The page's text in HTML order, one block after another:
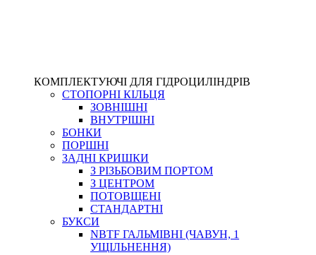
КОМПЛЕКТУЮЧІ ДЛЯ ГІДРОЦИЛІНДРІВ
СТОПОРНІ КІЛЬЦЯ
ЗОВНІШНІ
ВНУТРІШНІ
БОНКИ
ПОРШНІ
ЗАДНІ КРИШКИ
З РІЗЬБОВИМ ПОРТОМ
З ЦЕНТРОМ
ПОТОВЩЕНІ
СТАНДАРТНІ
БУКСИ
NBTF ГАЛЬМІВНІ (ЧАВУН, 1
УЩІЛЬНЕННЯ)